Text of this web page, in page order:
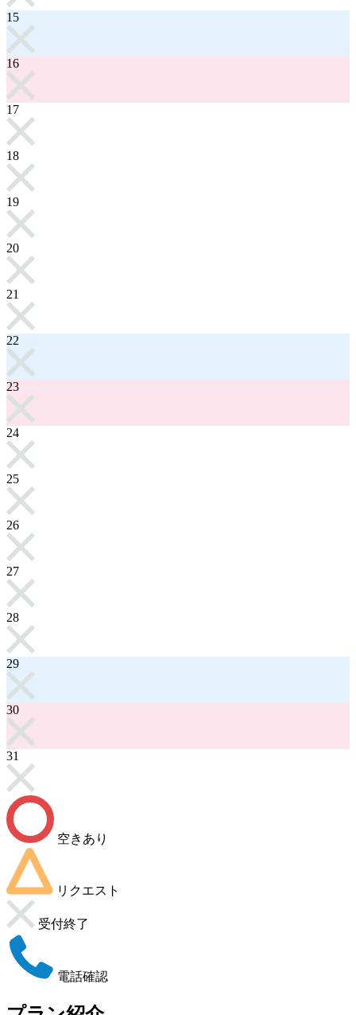
15
16
17
18
19
20
21
22
23
24
25
26
27
28
29
30
31
空きあり
リクエスト
受付終了
電話確認